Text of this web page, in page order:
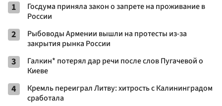
1
Госдума приняла закон о запрете на проживание в
России
2
Рыбоводы Армении вышли на протесты из-за
закрытия рынка России
3
Галкин* потерял дар речи после слов Пугачевой о
Киеве
4
Кремль переиграл Литву: хитрость с Калининградом
сработала